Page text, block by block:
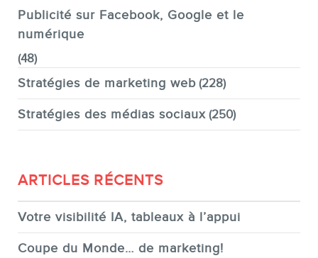
Publicité sur Facebook, Google et le
numérique
(48)
Stratégies de marketing web (228)
Stratégies des médias sociaux (250)
ARTICLES RÉCENTS
Votre visibilité IA, tableaux à l’appui
Coupe du Monde… de marketing!